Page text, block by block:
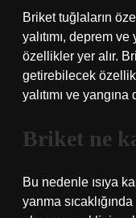
Briket tuğlaların
yalıtımı, deprem
özellikler yer alır.
getirebilecek
yalıtımı ve yangına
Briket ne
Bu nedenle ısıya
yanma